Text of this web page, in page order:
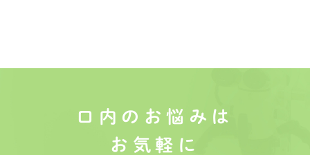
口内のお悩みは
お気軽に